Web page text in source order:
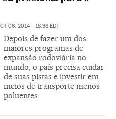
06, 2014 - 18:38 EDT
Depois de fazer um dos
maiores programas de
expansão rodoviária no
mundo, o país precisa cuidar
de suas pistas e investir em
meios de transporte menos
poluentes